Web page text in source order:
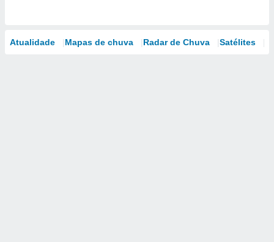
Atualidade Mapas de chuva Radar de Chuva Satélites